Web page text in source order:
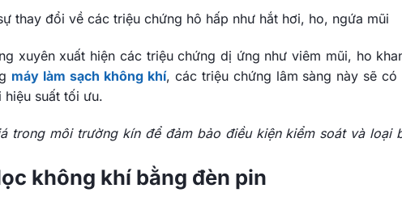
thay đổi về các triệu chứng hô hấp như hắt hơi, ho, ngứa mũi
xuyên xuất hiện các triệu chứng dị ứng như viêm mũi, ho
máy làm sạch không khí, các triệu chứng lâm sàng này sẽ có
suất tối ưu.
trong môi trường kín để đảm bảo điều kiện kiểm soát và loại
không khí bằng đèn pin